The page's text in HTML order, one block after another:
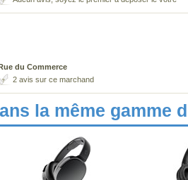
du Commerce
2 avis sur ce marchand
la même gamme